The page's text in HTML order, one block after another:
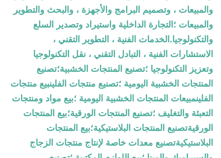
والمبيعات ، وتصميم البرامج والأجهزة ، والبحث والتطوير
والمبيعات ؛التجارة الداخلية واستيراد وتصدير السلع
والتكنولوجيا.الخدمات الفنية ، التطوير التقني ،
الاستشارات الفنية ، التبادل التقني ، نقل التكنولوجيا
وتعزيز التكنولوجيا ؛تصنيع المنتجات الخشبية؛تصنيع
المنتجات الخشبية اليومية ؛تصنيع منتجات الفلينبيع منتجات
الفلينمبيعات المنتجات الخشبية اليومية ؛بيع مواد ومنتجات
التعبئة والتغليف ؛تصنيع المنتجات الورقية؛بيع المنتجات
الورقيةتصنيع المنتجات البلاستيكية؛بيع المنتجات
البلاستيكيةتصنيع معدات خاصة لإنتاج منتجات الزجاج